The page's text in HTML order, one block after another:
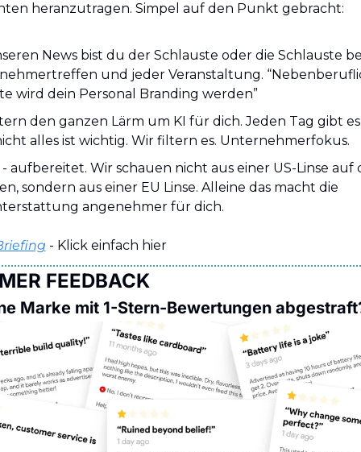
heranzutragen. Simpel auf den Punkt gebracht:
News bist du der Schlauste oder die Schlauste
und jeder Veranstaltung.
wird dein Personal Branding werden”
den ganzen Lärm um KI für dich. Jeden Tag gibt es
alles ist wichtig. Wir filtern es. Unternehmerfokus.
- aufbereitet. Wir schauen nicht aus einer US-Linse auf
sondern aus einer EU Linse. Alleine das macht die
angenehmer für dich.
- Klick einfach hier
FEEDBACK
Marke mit 1-Stern-Bewertungen